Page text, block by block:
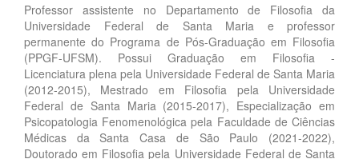
Professor assistente no Departamento de Filosofia da
Universidade Federal de Santa Maria e professor
permanente do Programa de Pós-Graduação em Filosofia
(PPGF-UFSM). Possui Graduação em Filosofia -
Licenciatura plena pela Universidade Federal de Santa Maria
(2012-2015), Mestrado em Filosofia pela Universidade
Federal de Santa Maria (2015-2017), Especialização em
Psicopatologia Fenomenológica pela Faculdade de Ciências
Médicas da Santa Casa de São Paulo (2021-2022),
Doutorado em Filosofia pela Universidade Federal de Santa